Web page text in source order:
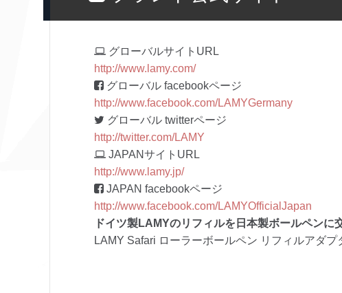
グローバルサイトURL
http://www.lamy.com/
グローバル facebookページ
http://www.facebook.com/LAMYGermany
グローバル twitterページ
http://twitter.com/LAMY
JAPANサイトURL
http://www.lamy.jp/
JAPAN facebookページ
http://www.facebook.com/LAMYOfficialJapan
ドイツ製LAMYのリフィルを日本製ボールペンに
LAMY Safari ローラーボールペン リフィルアダプ